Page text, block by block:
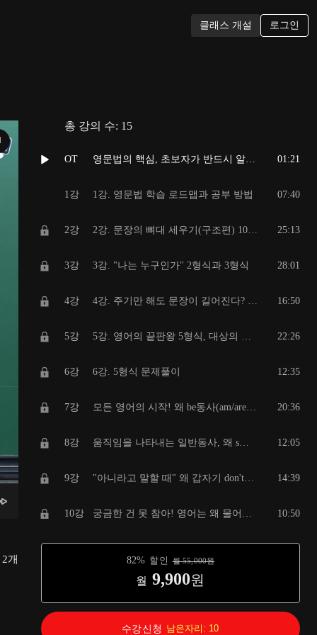
클래스 개설 로그인
총 강의 수: 15
OT 영문법의 핵심, 초보자가 반드시 알아야 하는 이유 01:21
1강 1강. 영문법 학습 로드맵과 공부 방법 07:40
2강 2강. 문장의 뼈대 세우기(구조편) 10p~ 25:13
3강 3강. "나는 누구인가" 2형식과 3형식 28:01
4강 4강. 주기만 해도 문장이 길어진다? '4형식'이 쉬워지는 마법! 16:50
5강 5강. 영어의 끝판왕 5형식, 대상의 상태까지 설명하는 한 줄의 힘! 22:26
6강 6강. 5형식 문제풀이 12:35
7강 모든 영어의 시작! 왜 be동사(am/are/is)부터 배워야 할까? 20:36
8강 움직임을 나타내는 일반동사, 왜 s를 붙였다 뗐다 할까? 12:05
9강 "아니라고 말할 때" 왜 갑자기 don't가 튀어나오는 걸까! 14:39
10강 궁금한 건 못 참아! 영어는 왜 물어볼 때 순서를 뒤집을까? 10:50
18:46
시제 문제풀이
20:32
82% 할인 월55,000원
월 9,900원
수강신청 남은자리: 10
2개